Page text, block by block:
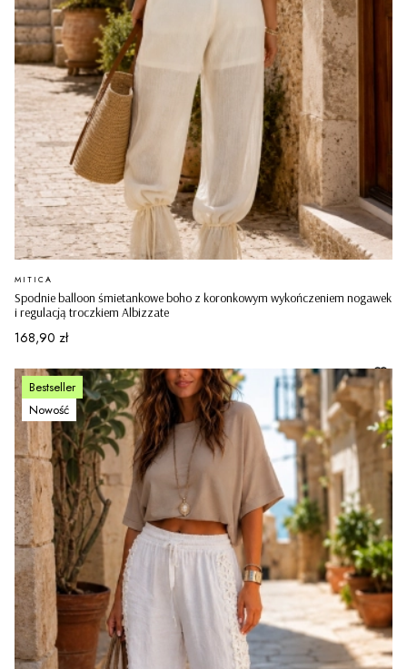
Spodnie balloon śmietankowe boho z koronkowym wykończeniem nogawek
i regulacją troczkiem Albizzate
PRODUCENT
MITICA
Cena
168,90 zł
Bestseller
Nowość